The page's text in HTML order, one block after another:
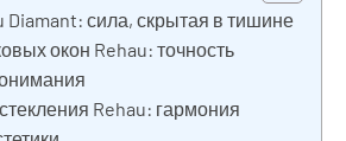
сила, скрытая в тишине
окон Rehau: точность
Rehau: гармония